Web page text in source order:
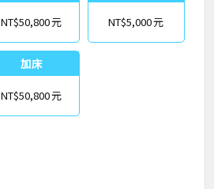
NT$50,800 NT$5,000
加床
NT$50,800